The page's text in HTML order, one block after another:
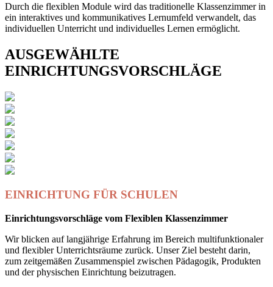
Durch die flexiblen Module wird das traditionelle Klassenzimmer in
ein interaktives und kommunikatives Lernumfeld verwandelt, das
individuellen Unterricht und individuelles Lernen ermöglicht.
AUSGEWÄHLTE
EINRICHTUNGSVORSCHLÄGE
EINRICHTUNG FÜR SCHULEN
Einrichtungsvorschläge vom Flexiblen Klassenzimmer
Wir blicken auf langjährige Erfahrung im Bereich multifunktionaler
und flexibler Unterrichtsräume zurück. Unser Ziel besteht darin,
zum zeitgemäßen Zusammenspiel zwischen Pädagogik, Produkten
und der physischen Einrichtung beizutragen.